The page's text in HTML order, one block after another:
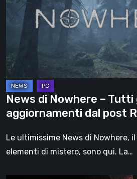
–
Tutti
aggiornamenti
dal
post
Ragnarök
News di Nowhere – Tutti
aggiornamenti dal post
Le ultimissime News di Nowhere,
elementi di mistero, sono qui. La…